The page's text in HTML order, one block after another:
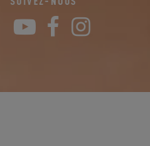
YouTube
Facebook
Instagram